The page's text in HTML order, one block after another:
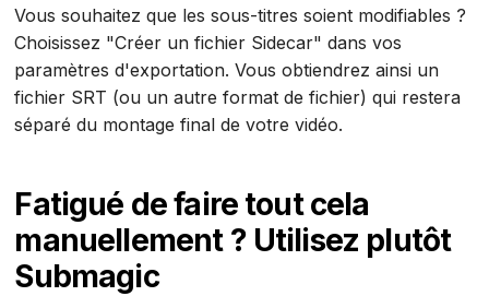
Vous souhaitez que les sous-titres soient modifiables ?
Choisissez "Créer un fichier Sidecar" dans vos
paramètres d'exportation. Vous obtiendrez ainsi un
fichier SRT (ou un autre format de fichier) qui restera
séparé du montage final de votre vidéo.
Fatigué de faire tout cela
manuellement ? Utilisez plutôt
Submagic